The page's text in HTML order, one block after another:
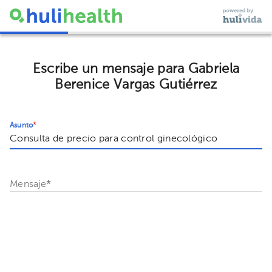
Escribe un mensaje para Gabriela
Berenice Vargas Gutiérrez
Asunto*
Mensaje*